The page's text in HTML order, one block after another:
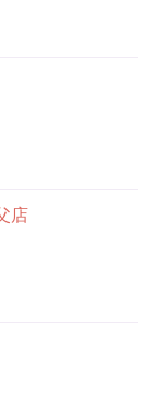
店